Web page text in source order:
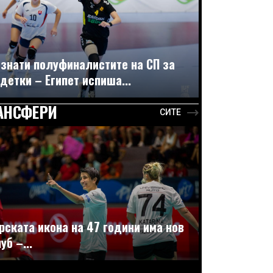
полуфиналистите на СП за
– Египет испиша...
СИТЕ
икона на 47 години има нов
–...